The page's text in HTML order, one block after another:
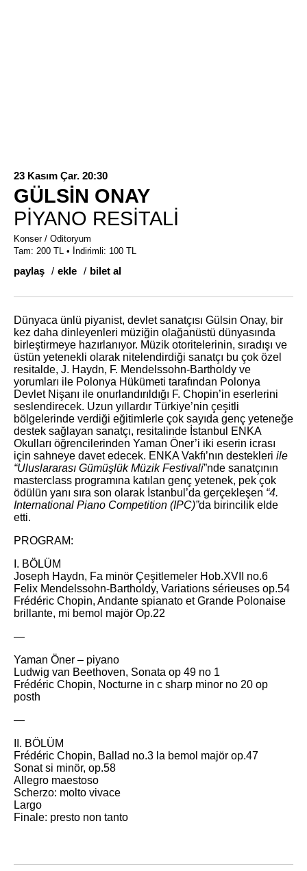
23 Kasım Çar. 20:30
GÜLSİN ONAY
PİYANO RESİTALİ
Konser / Oditoryum
Tam: 200 TL • İndirimli: 100 TL
paylaş ekle bilet al
Dünyaca ünlü piyanist, devlet sanatçısı Gülsin Onay, bir
kez daha dinleyenleri müziğin olağanüstü dünyasında
birleştirmeye hazırlanıyor. Müzik otoritelerinin, sıradışı ve
üstün yetenekli olarak nitelendirdiği sanatçı bu çok özel
resitalde, J. Haydn, F. Mendelssohn-Bartholdy ve
yorumları ile Polonya Hükümeti tarafından Polonya
Devlet Nişanı ile onurlandırıldığı F. Chopin’in eserlerini
seslendirecek. Uzun yıllardır Türkiye’nin çeşitli
bölgelerinde verdiği eğitimlerle çok sayıda genç yeteneğe
destek sağlayan sanatçı, resitalinde İstanbul ENKA
Okulları öğrencilerinden Yaman Öner’i iki eserin icrası
için sahneye davet edecek. ENKA Vakfı’nın destekleri ile
“Uluslararası Gümüşlük Müzik Festivali”nde sanatçının
masterclass programına katılan genç yetenek, pek çok
ödülün yanı sıra son olarak İstanbul’da gerçekleşen “4.
International Piano Competition (IPC)”da birincilik elde
etti.
PROGRAM:
I. BÖLÜM
Joseph Haydn, Fa minör Çeşitlemeler Hob.XVII no.6
Felix Mendelssohn-Bartholdy, Variations sérieuses op.54
Frédéric Chopin, Andante spianato et Grande Polonaise
brillante, mi bemol majör Op.22
—
Yaman Öner – piyano
Ludwig van Beethoven, Sonata op 49 no 1
Frédéric Chopin, Nocturne in c sharp minor no 20 op
posth
—
II. BÖLÜM
Frédéric Chopin, Ballad no.3 la bemol majör op.47
Sonat si minör, op.58
Allegro maestoso
Scherzo: molto vivace
Largo
Finale: presto non tanto